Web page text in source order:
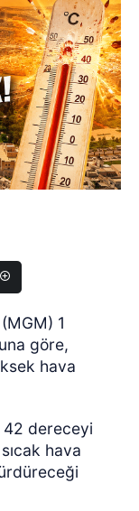
1
göre,
hava
42 dereceyi
hava